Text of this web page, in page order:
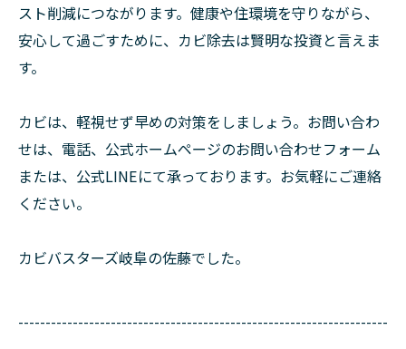
スト削減につながります。健康や住環境を守りながら、
安心して過ごすために、カビ除去は賢明な投資と言えま
す。
カビは、軽視せず早めの対策をしましょう。お問い合わ
せは、電話、公式ホームページのお問い合わせフォーム
または、公式LINEにて承っております。お気軽にご連絡
ください。
カビバスターズ岐阜の佐藤でした。
--------------------------------------------------------------------